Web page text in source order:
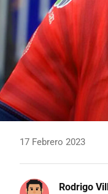
17 Febrero 2023
Rodrigo